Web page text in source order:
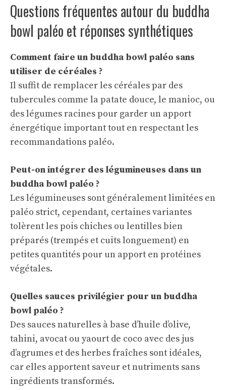
Questions fréquentes autour du buddha
bowl paléo et réponses synthétiques
Comment faire un buddha bowl paléo sans
utiliser de céréales ?
Il suffit de remplacer les céréales par des
tubercules comme la patate douce, le manioc, ou
des légumes racines pour garder un apport
énergétique important tout en respectant les
recommandations paléo.
Peut-on intégrer des légumineuses dans un
buddha bowl paléo ?
Les légumineuses sont généralement limitées en
paléo strict, cependant, certaines variantes
tolèrent les pois chiches ou lentilles bien
préparés (trempés et cuits longuement) en
petites quantités pour un apport en protéines
végétales.
Quelles sauces privilégier pour un buddha
bowl paléo ?
Des sauces naturelles à base d’huile d’olive,
tahini, avocat ou yaourt de coco avec des jus
d’agrumes et des herbes fraîches sont idéales,
car elles apportent saveur et nutriments sans
ingrédients transformés.